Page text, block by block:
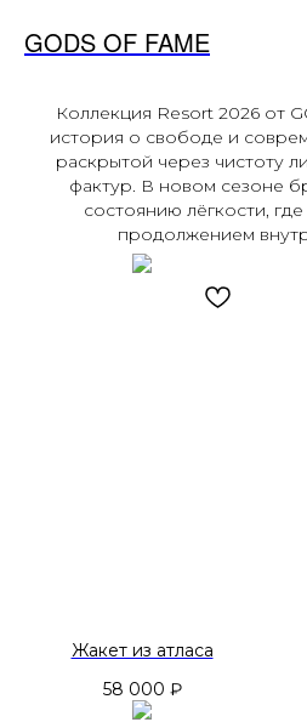
GODS OF FAME
Коллекция Resort 2026 от
история о свободе и
раскрытой через чистоту
фактур. В новом сезоне
состоянию лёгкости, где
продолжением
Жакет из атласа
58 000 ₽